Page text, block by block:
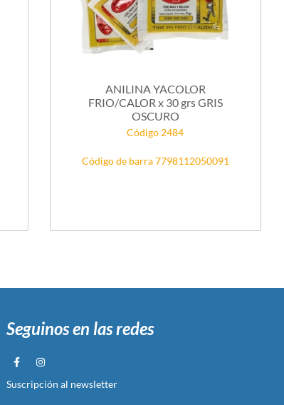
ANILINA YACOLOR
FRIO/CALOR x 30 grs GRIS
OSCURO
Código 2484
Código de barra 7798112050091
Seguinos en las redes
Suscripción al newsletter